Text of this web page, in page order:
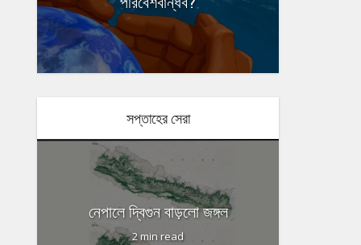
সপ্তাহের সেরা
নেপালে দ্বিগুন বাড়লো জঙ্গল
2 min read